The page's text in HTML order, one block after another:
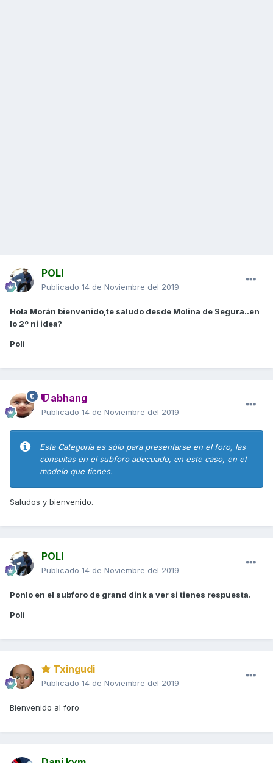
POLI
Publicado 14 de Noviembre del 2019
Hola Morán bienvenido,te saludo desde Molina de Segura..en
lo 2º ni idea?
Poli
abhang
Publicado 14 de Noviembre del 2019
Esta Categoría es sólo para presentarse en el foro, las
consultas en el subforo adecuado, en este caso, en el
modelo que tienes.
Saludos y bienvenido.
POLI
Publicado 14 de Noviembre del 2019
Ponlo en el subforo de grand dink a ver si tienes respuesta.
Poli
Txingudi
Publicado 14 de Noviembre del 2019
Bienvenido al foro